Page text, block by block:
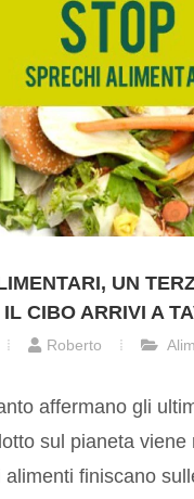
UN
CIBO ARRIVI A
Roberto
affermano gli
sul pianeta viene
alimenti finiscano